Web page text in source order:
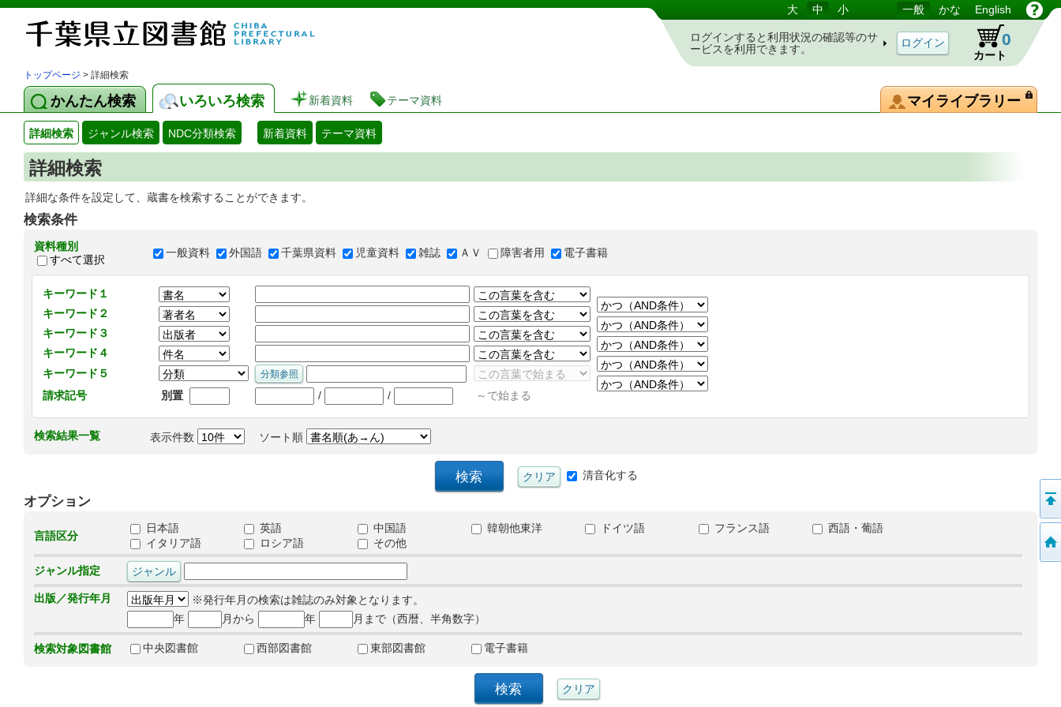
図書館 蔵書検索・予約システム 大 中 小 一般 かな English
ログインすると利用状況の確認等のサ
ービスを利用できます。
カート
0
トップページ > 詳細検索
かんたん検索 いろいろ検索 新着資料 テーマ資料 マイライブラリー
詳細検索 ジャンル検索 NDC分類検索 新着資料 テーマ資料
詳細検索
詳細な条件を設定して、蔵書を検索することができます。
検索条件
資料種別
すべて選択
一般資料 外国語 千葉県資料 児童資料 雑誌 ＡＶ 障害者用 電子書籍
キーワード１
キーワード２
キーワード３
キーワード４
キーワード５
請求記号
別置 / / ～で始まる
検索結果一覧 表示件数 ソート順
清音化する
オプション
言語区分
日本語 英語 中国語 韓朝他東洋 ドイツ語 フランス語
西語・葡語
イタリア語
ロシア語 その他
ジャンル指定
出版／発行年月
※発行年月の検索は雑誌のみ対象となります。
年
月から 年 月まで（西暦、半角数字）
検索対象図書館 中央図書館 西部図書館 東部図書館 電子書籍